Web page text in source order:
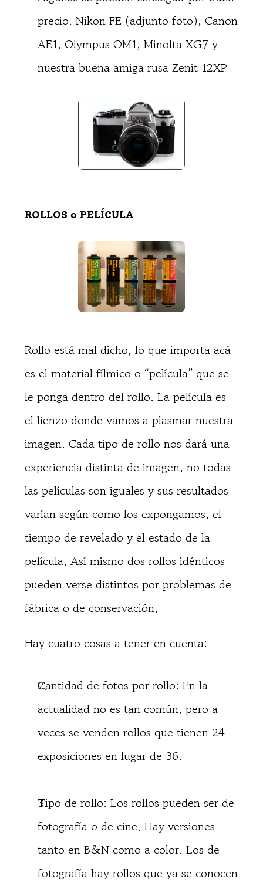
precio. Nikon FE (adjunto foto), Canon
AE1, Olympus OM1, Minolta XG7 y
nuestra buena amiga rusa Zenit 12XP
ROLLOS o PELÍCULA
Rollo está mal dicho, lo que importa acá
es el material fílmico o “película” que se
le ponga dentro del rollo. La película es
el lienzo donde vamos a plasmar nuestra
imagen. Cada tipo de rollo nos dará una
experiencia distinta de imagen, no todas
las películas son iguales y sus resultados
varían según como los expongamos, el
tiempo de revelado y el estado de la
película. Así mismo dos rollos idénticos
pueden verse distintos por problemas de
fábrica o de conservación.
Hay cuatro cosas a tener en cuenta:
Cantidad de fotos por rollo: En la
actualidad no es tan común, pero a
veces se venden rollos que tienen 24
exposiciones en lugar de 36.
Tipo de rollo: Los rollos pueden ser de
fotografía o de cine. Hay versiones
tanto en B&N como a color. Los de
fotografía hay rollos que ya se conocen